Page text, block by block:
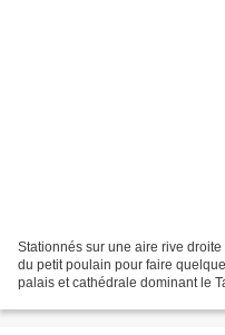
Stationnés sur une aire rive
du petit poulain pour faire
palais et cathédrale dominant le